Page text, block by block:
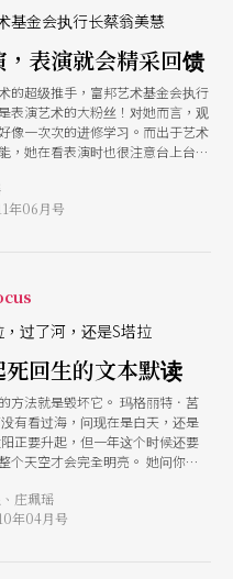
基金会执行长蔡翁美慧
，表演就会精采回馈
的超级推手，富邦艺术基金会执行
表演艺术的大粉丝！对她而言，观
像一次次的进修学习。而出于艺术
，她在看表演时也很注意台上台下
，就可以从进入表演场所的服装礼
好「前排座位给懂的人坐，而且不
年06月号
过了河，还是S塔拉
回生的文本默读
方法就是毁坏它。 玛格丽特．莒
有看过海，问现在是白天，还是
正要升起，但一年这个时候还要
个天空才会完全明亮。 她问你海
你问她觉得是否会有任何人会爱
可能不会。你问：是因为死亡
庄珮瑶
年04月号